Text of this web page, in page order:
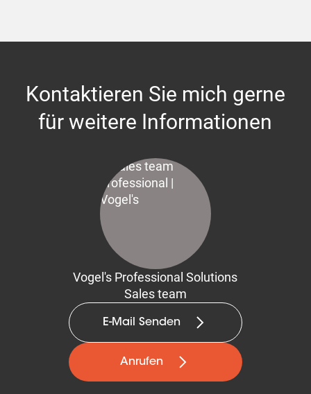
Kontaktieren Sie mich gerne
für weitere Informationen
Vogel's Professional Solutions
Sales team
E-Mail Senden
Anrufen